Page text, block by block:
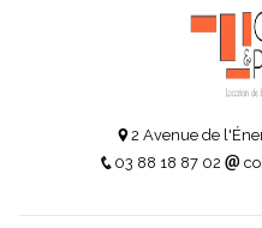
2 Avenue de
03 88 18 87 02